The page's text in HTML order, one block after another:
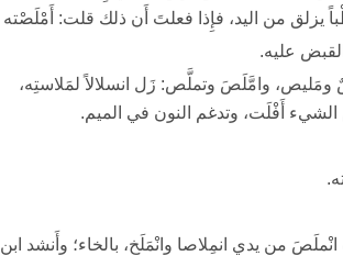
يزلق من اليد، فإِذا فعلتَ أَن ذلك قلت: أَمْلَصْته
عليه.
وامَّلَصَ وتملَّص: زَل انسلالاً لمَلاستِه،
الشيء أَفْلَت، وتدغم النون في الميم.
من يدي انمِلاصا وانْمَلَخ، بالخاء؛ وأَنشد ابن